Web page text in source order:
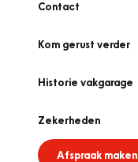
Contact
Kom gerust verder
Historie vakgarage
Zekerheden
Afspraak maken